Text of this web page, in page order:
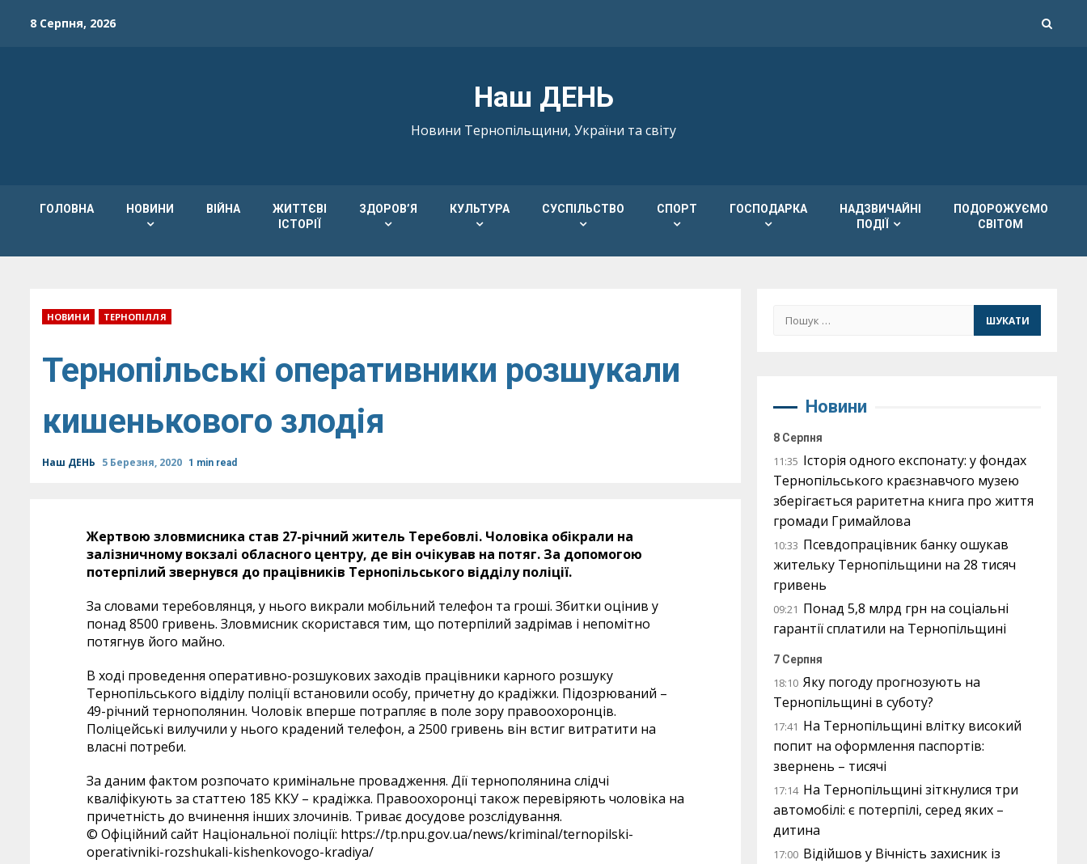
8 Серпня, 2026
Наш ДЕНЬ
Новини Тернопільщини, України та світу
ГОЛОВНА НОВИНИ ВІЙНА
ЖИТТЄВІ
ІСТОРІЇ
ЗДОРОВ’Я КУЛЬТУРА СУСПІЛЬСТВО СПОРТ ГОСПОДАРКА
НАДЗВИЧАЙНІ
ПОДІЇ
ПОДОРОЖУЄМО
СВІТОМ
НОВИНИ ТЕРНОПІЛЛЯ
Тернопільські оперативники розшукали
кишенькового злодія
Наш ДЕНЬ 5 Березня, 2020 1 min read
Жертвою зловмисника став 27-річний житель Теребовлі. Чоловіка обікрали на
залізничному вокзалі обласного центру, де він очікував на потяг. За допомогою
потерпілий звернувся до працівників Тернопільського відділу поліції.
За словами теребовлянця, у нього викрали мобільний телефон та гроші. Збитки оцінив у
понад 8500 гривень. Зловмисник скористався тим, що потерпілий задрімав і непомітно
потягнув його майно.
В ході проведення оперативно-розшукових заходів працівники карного розшуку
Тернопільського відділу поліції встановили особу, причетну до крадіжки. Підозрюваний –
49-річний тернополянин. Чоловік вперше потрапляє в поле зору правоохоронців.
Поліцейські вилучили у нього крадений телефон, а 2500 гривень він встиг витратити на
власні потреби.
За даним фактом розпочато кримінальне провадження. Дії тернополянина слідчі
кваліфікують за статтею 185 ККУ – крадіжка. Правоохоронці також перевіряють чоловіка на
причетність до вчинення інших злочинів. Триває досудове розслідування.
© Офіційний сайт Національної поліції: https://tp.npu.gov.ua/news/kriminal/ternopilski-
operativniki-rozshukali-kishenkovogo-kradiya/
Пошук:
Новини
8 Серпня
11:35 Історія одного експонату: у фондах
Тернопільського краєзнавчого музею
зберігається раритетна книга про життя
громади Гримайлова
10:33 Псевдопрацівник банку ошукав
жительку Тернопільщини на 28 тисяч
гривень
09:21 Понад 5,8 млрд грн на соціальні
гарантії сплатили на Тернопільщині
7 Серпня
18:10 Яку погоду прогнозують на
Тернопільщині в суботу?
17:41 На Тернопільщині влітку високий
попит на оформлення паспортів:
звернень – тисячі
17:14 На Тернопільщині зіткнулися три
автомобілі: є потерпілі, серед яких –
дитина
17:00 Відійшов у Вічність захисник із